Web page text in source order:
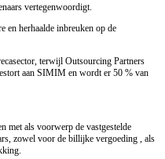
vertegenwoordigt.
herhaalde inbreuken op de
terwijl Outsourcing Partners
aan SIMIM en wordt er 50 % van
met als voorwerp de vastgestelde
zowel voor de billijke vergoeding , als